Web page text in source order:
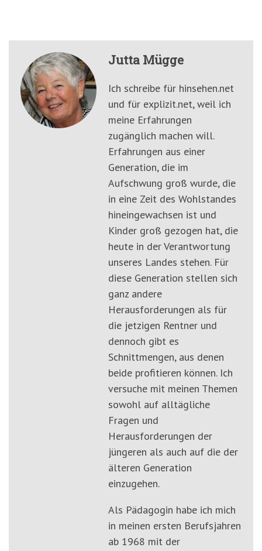
Jutta Mügge
Ich schreibe für hinsehen.net
und für explizit.net, weil ich
meine Erfahrungen
zugänglich machen will.
Erfahrungen aus einer
Generation, die im
Aufschwung groß wurde, die
in eine Zeit des Wohlstandes
hineingewachsen ist und
Kinder groß gezogen hat, die
heute in der Verantwortung
unseres Landes stehen. Für
diese Generation stellen sich
ganz andere
Herausforderungen als für
die jetzigen Rentner und
dennoch gibt es
Schnittmengen, aus denen
beide profitieren können. Ich
versuche mit meinen Themen
sowohl auf alltägliche
Fragen und
Herausforderungen der
jüngeren als auch auf die der
älteren Generation
einzugehen.
Als Pädagogin habe ich mich
in meinen ersten Berufsjahren
ab 1968 mit der